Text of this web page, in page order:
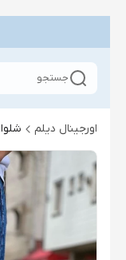
جستجو
اورجینال دیلم